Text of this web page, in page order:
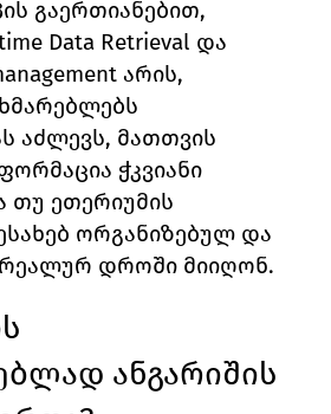
გაერთიანებით,
Data Retrieval
არის,
აძლევს, მათთვის
ჭკვიანი
თუ ეთერიუმის
ორგანიზებულ და
დროში მიიღონ.
ანგარიშის